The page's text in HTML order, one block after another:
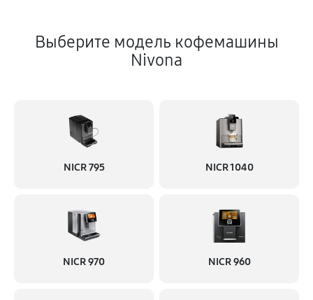
Выберите модель кофемашины
Nivona
NICR 795 NICR 1040
NICR 970 NICR 960